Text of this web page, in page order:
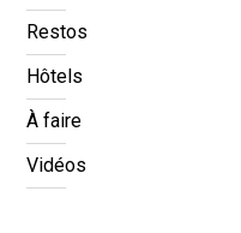
Restos
Hôtels
À faire
Vidéos